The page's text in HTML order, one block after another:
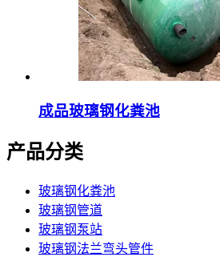
成品玻璃钢化粪池
产品分类
玻璃钢化粪池
玻璃钢管道
玻璃钢泵站
玻璃钢法兰弯头管件